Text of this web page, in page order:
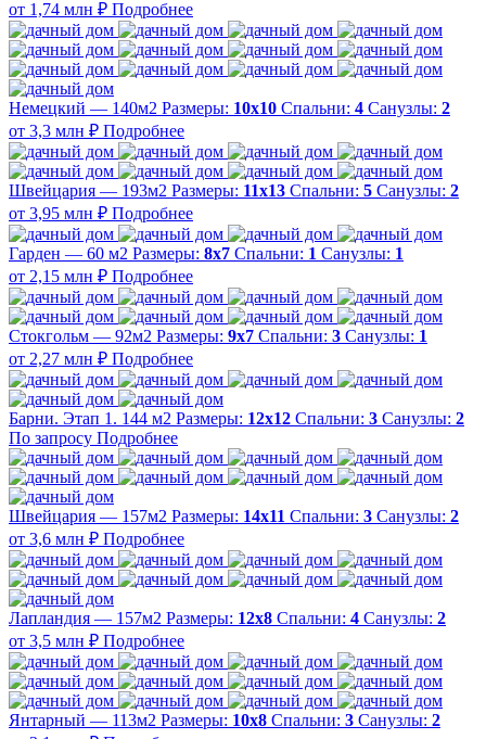
от 1,74 млн ₽ Подробнее
Немецкий — 140м2 Размеры: 10х10 Спальни: 4 Санузлы: 2
от 3,3 млн ₽ Подробнее
Швейцария — 193м2 Размеры: 11х13 Спальни: 5 Санузлы: 2
от 3,95 млн ₽ Подробнее
Гарден — 60 м2 Размеры: 8х7 Спальни: 1 Санузлы: 1
от 2,15 млн ₽ Подробнее
Стокгольм — 92м2 Размеры: 9х7 Спальни: 3 Санузлы: 1
от 2,27 млн ₽ Подробнее
Барни. Этап 1. 144 м2 Размеры: 12х12 Спальни: 3 Санузлы: 2
По запросу Подробнее
Швейцария — 157м2 Размеры: 14х11 Спальни: 3 Санузлы: 2
от 3,6 млн ₽ Подробнее
Лапландия — 157м2 Размеры: 12х8 Спальни: 4 Санузлы: 2
от 3,5 млн ₽ Подробнее
Янтарный — 113м2 Размеры: 10х8 Спальни: 3 Санузлы: 2